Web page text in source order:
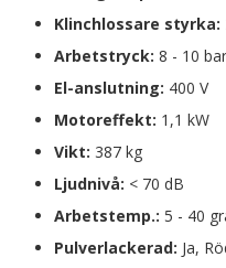
Klinchlossare styrka:
Arbetstryck: 8 - 10 bar
El-anslutning: 400 V
Motoreffekt: 1,1 kW
Vikt: 387 kg
Ljudnivå: < 70 dB
Arbetstemp.: 5 - 40
Pulverlackerad: Ja,